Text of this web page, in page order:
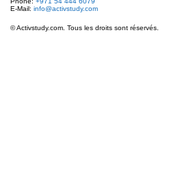
E-Mail: info@activstudy.com
© Activstudy.com. Tous les droits sont réservés.